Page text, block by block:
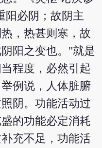
阳必阴；故阴主
，热甚则寒，故
阳之变也。"就是
程度，必然引起
例说，人体脏腑
阴。功能活动过
的功能必定消耗
充不足，功能活